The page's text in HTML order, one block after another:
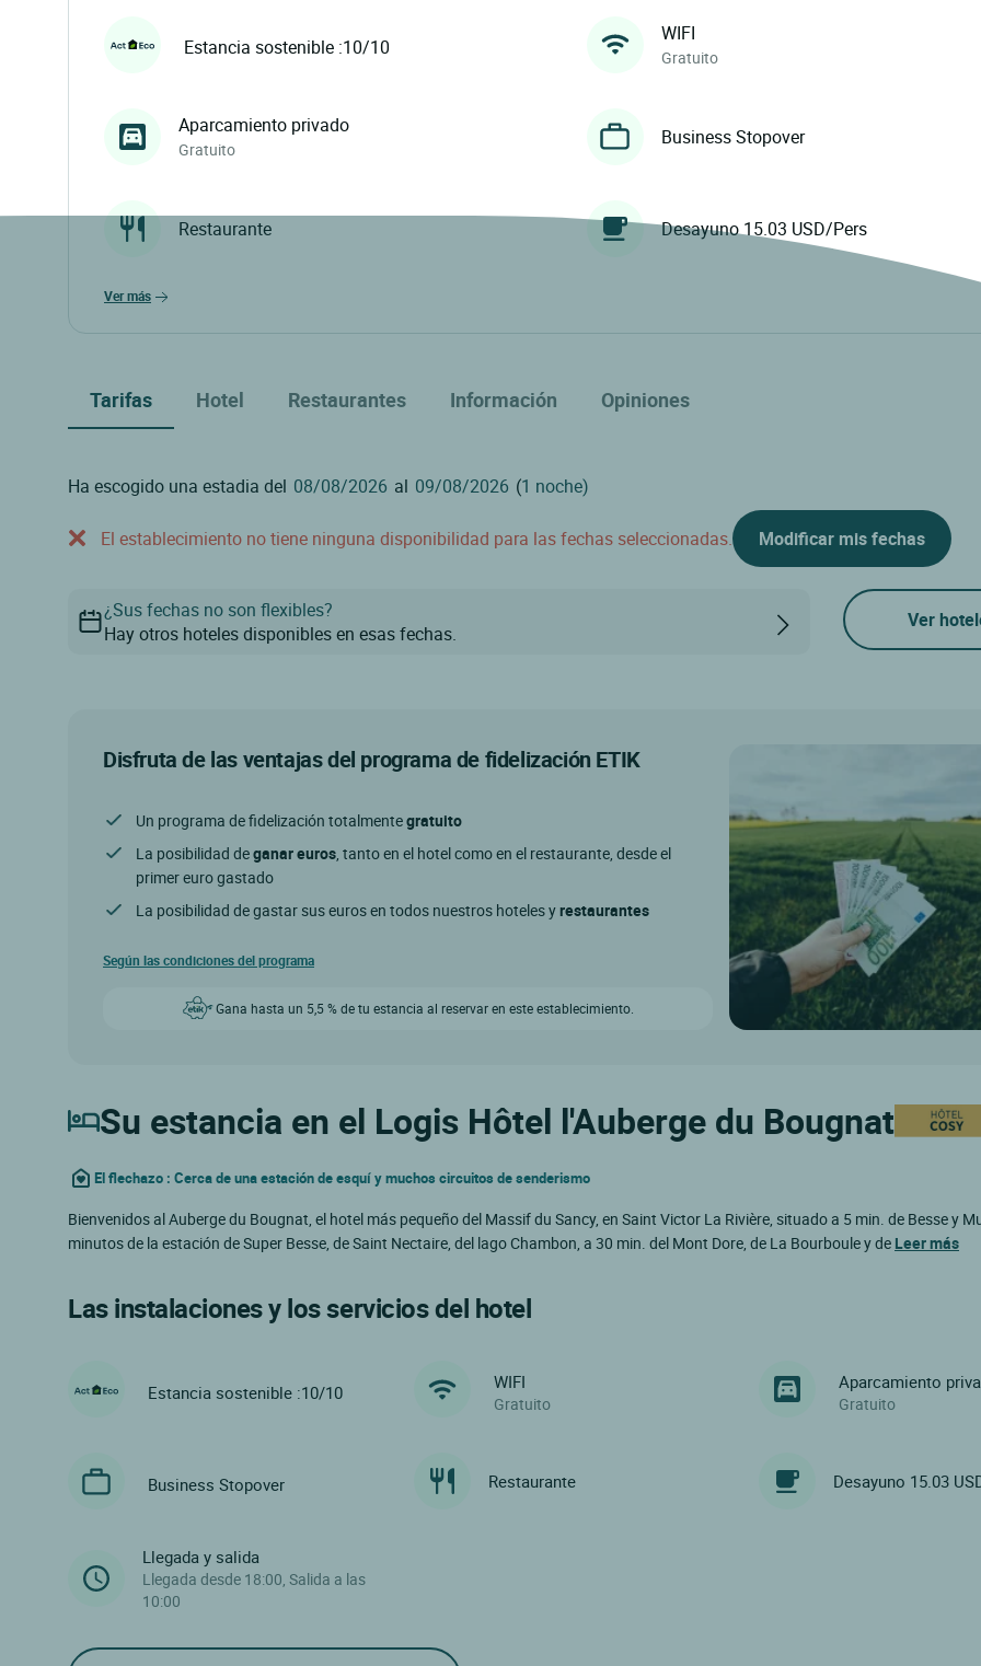
Estancia sostenible :10/10
WIFI
Gratuito
Aparcamiento privado
Gratuito
Business Stopover
Restaurante Desayuno 15.03 USD/Pers
ver más
Tarifas Hotel Restaurantes Información Opiniones
Ha escogido una estadia del al (1 noche)
El establecimiento no tiene ninguna disponibilidad para las fechas seleccionadas. Modificar mis fechas
¿Sus fechas no son flexibles?
Hay otros hoteles disponibles en esas fechas.
Ver
Disfruta de las ventajas del programa de fidelización ETIK
Un programa de fidelización totalmentegratuito
La posibilidad deganar euros , tanto en el hotel como en el restaurante, desde el
primer euro gastado
La posibilidad de gastar sus euros en todos nuestros hoteles yrestaurantes
Según las condiciones del programa
Gana hasta un 5,5 % de tu estancia al reservar en este establecimiento.
Su estancia en el Logis Hôtel l'Auberge du Bougnat
El flechazo : Cerca de una estación de esquí y muchos circuitos de senderismo
Bienvenidos al Auberge du Bougnat, el hotel más pequeño del Massif du Sancy, en Saint Victor La Rivière, situado a 5 min. de Besse y
minutos de la estación de Super Besse, de Saint Nectaire, del lago Chambon, a 30 min. del Mont Dore, de La Bourboule y de Leer más
Las instalaciones y los servicios del hotel
Estancia sostenible :10/10 WIFI
Gratuito
Aparcamiento
Gratuito
Business Stopover Restaurante Desayuno 15.03
Llegada y salida
Llegada desde 18:00, Salida a las
10:00